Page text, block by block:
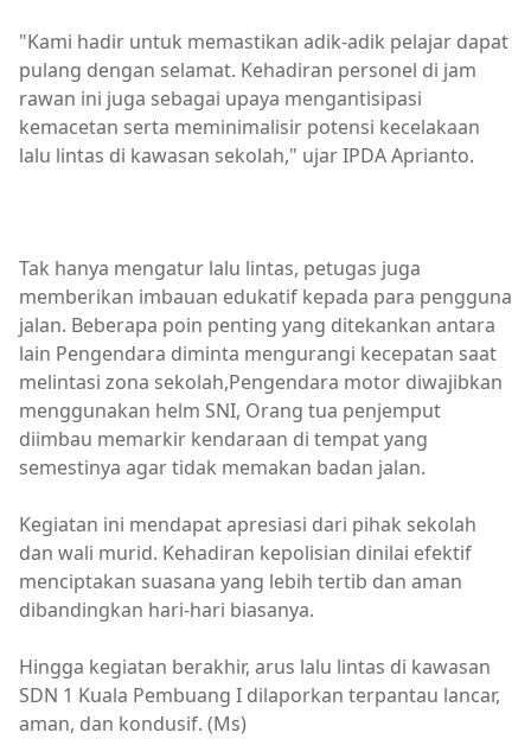
"Kami hadir untuk memastikan adik-adik pelajar dapat
pulang dengan selamat. Kehadiran personel di jam
rawan ini juga sebagai upaya mengantisipasi
kemacetan serta meminimalisir potensi kecelakaan
lalu lintas di kawasan sekolah," ujar IPDA Aprianto.
Tak hanya mengatur lalu lintas, petugas juga
memberikan imbauan edukatif kepada para pengguna
jalan. Beberapa poin penting yang ditekankan antara
lain Pengendara diminta mengurangi kecepatan saat
melintasi zona sekolah,Pengendara motor diwajibkan
menggunakan helm SNI, Orang tua penjemput
diimbau memarkir kendaraan di tempat yang
semestinya agar tidak memakan badan jalan.
Kegiatan ini mendapat apresiasi dari pihak sekolah
dan wali murid. Kehadiran kepolisian dinilai efektif
menciptakan suasana yang lebih tertib dan aman
dibandingkan hari-hari biasanya.
Hingga kegiatan berakhir, arus lalu lintas di kawasan
SDN 1 Kuala Pembuang I dilaporkan terpantau lancar,
aman, dan kondusif. (Ms)